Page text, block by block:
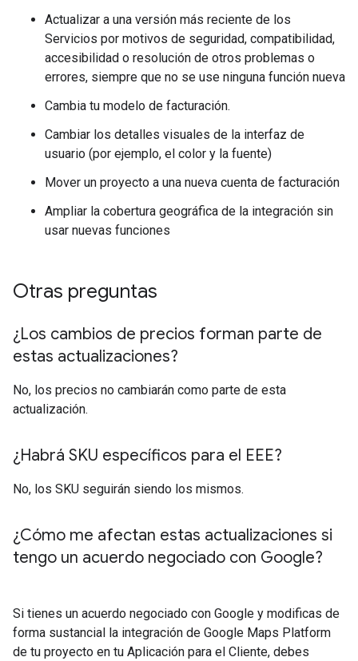
Actualizar a una versión más reciente de los
Servicios por motivos de seguridad, compatibilidad,
accesibilidad o resolución de otros problemas o
errores, siempre que no se use ninguna función nueva
Cambia tu modelo de facturación.
Cambiar los detalles visuales de la interfaz de
usuario (por ejemplo, el color y la fuente)
Mover un proyecto a una nueva cuenta de facturación
Ampliar la cobertura geográfica de la integración sin
usar nuevas funciones
Otras preguntas
¿Los cambios de precios forman parte de
estas actualizaciones?
No, los precios no cambiarán como parte de esta
actualización.
¿Habrá SKU específicos para el EEE?
No, los SKU seguirán siendo los mismos.
¿Cómo me afectan estas actualizaciones si
tengo un acuerdo negociado con Google?
Si tienes un acuerdo negociado con Google y modificas de
forma sustancial la integración de Google Maps Platform
de tu proyecto en tu Aplicación para el Cliente, debes